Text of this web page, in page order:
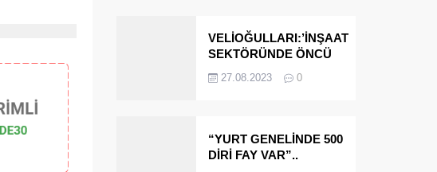
VELİOĞULLARI:’İNŞAAT
SEKTÖRÜNDE ÖNCÜ
EDECEĞİZ’
27.08.2023 0
“YURT GENELİNDE 500
DİRİ FAY VAR”..